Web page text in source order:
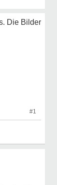
Die Bilder
#1